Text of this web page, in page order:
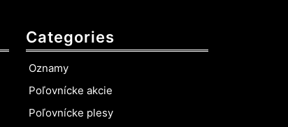
Categories
Oznamy
Poľovnícke akcie
Poľovnícke plesy